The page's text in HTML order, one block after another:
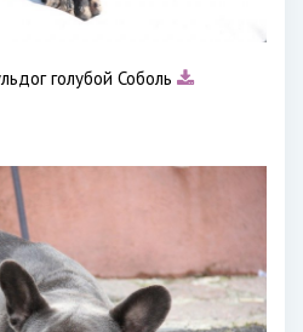
голубой Соболь